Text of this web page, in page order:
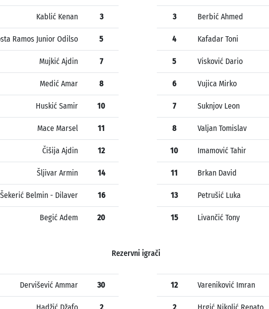
Kablić Kenan 3
Ramos Junior Odilso 5
Mujkić Ajdin 7
Medić Amar 8
Huskić Samir 10
Mace Marsel 11
Čišija Ajdin 12
Šljivar Armin 14
Šekerić Belmin - Dilaver 16
Begić Adem 20
3 Berbić Ahmed
4 Kafadar Toni
5 Visković Dario
6 Vujica Mirko
7 Suknjov Leon
8 Valjan Tomislav
10 Imamović Tahir
11 Brkan David
13 Petrušić Luka
15 Livančić Tony
Rezervni igrači
Dervišević Ammar 30 12 Vareniković Imran